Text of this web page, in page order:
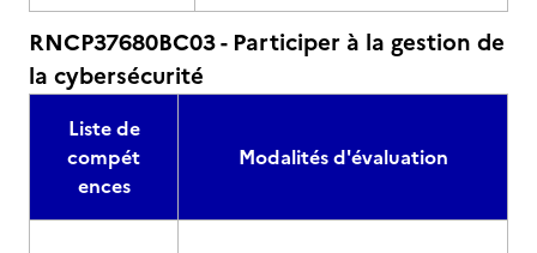
RNCP37680BC03 - Participer à la gestion de
la cybersécurité
Liste de
compét
ences
Modalités d'évaluation